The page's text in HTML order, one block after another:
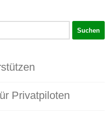
Privatpiloten